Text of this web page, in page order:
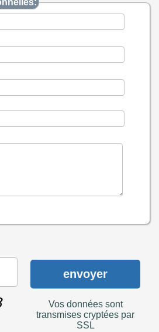
envoyer
Vos données sont
transmises cryptées par
SSL